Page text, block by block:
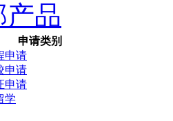
产品
申请类别
申请
申请
申请
学